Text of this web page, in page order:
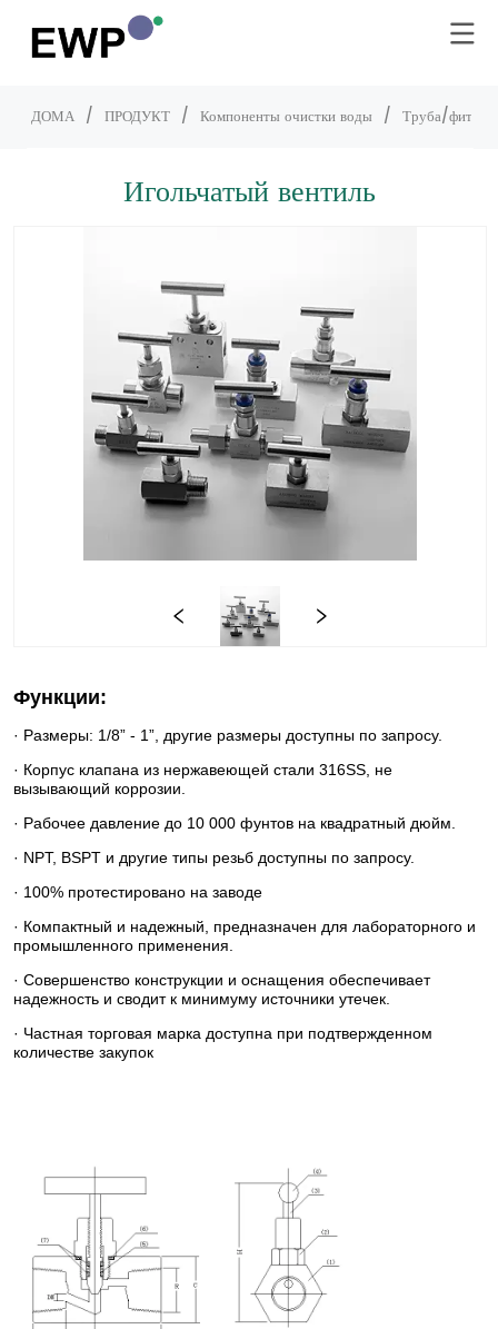
ДОМА / ПРОДУКТ / Компоненты очистки воды / Труба/
Игольчатый вентиль